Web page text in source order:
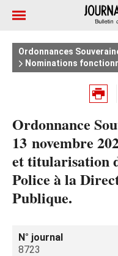
Ordonnances
Nominations
Ordonnance
13 novembre
et titularisation
Police à la
Publique.
N° journal
8723